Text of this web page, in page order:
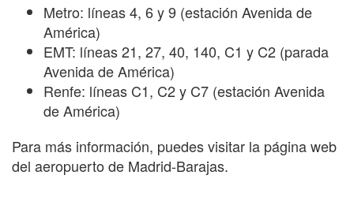
Metro: líneas 4, 6 y 9 (estación Avenida de
América)
EMT: líneas 21, 27, 40, 140, C1 y C2 (parada
Avenida de América)
Renfe: líneas C1, C2 y C7 (estación Avenida
de América)
Para más información, puedes visitar la página web
del aeropuerto de Madrid-Barajas.